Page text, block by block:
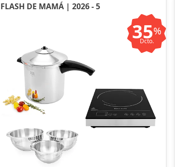
FLASH DE MAMÁ | 2026 - 5
35%
Dcto.